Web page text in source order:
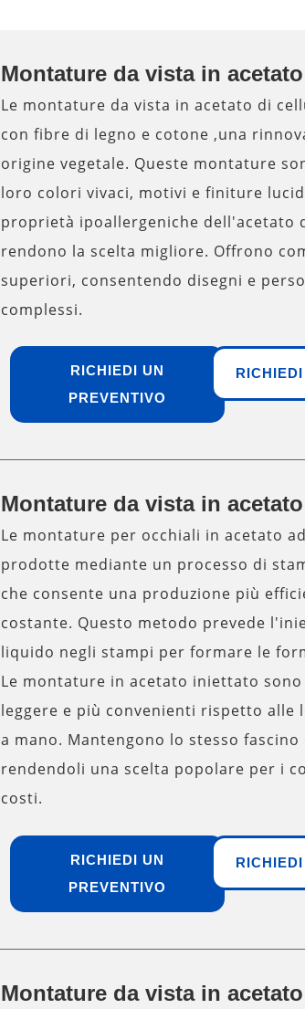
Montature da vista in
Le montature da vista in acetato di
con fibre di legno e cotone ,una
origine vegetale. Queste montature
loro colori vivaci, motivi e finiture
proprietà ipoallergeniche dell'acetato
rendono la scelta migliore. Offrono
superiori, consentendo disegni e
complessi.
RICHIEDI UN
PREVENTIVO
Montature da vista in
Le montature per occhiali in acetato
prodotte mediante un processo di
che consente una produzione più
costante. Questo metodo prevede
liquido negli stampi per formare le
Le montature in acetato iniettato
leggere e più convenienti rispetto
a mano. Mantengono lo stesso
rendendoli una scelta popolare per i
costi.
RICHIEDI UN
PREVENTIVO
Montature da vista in